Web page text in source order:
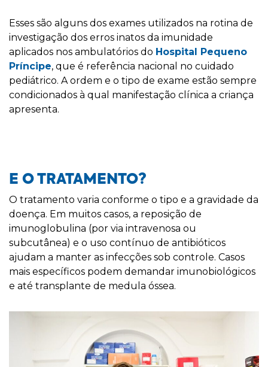
Esses são alguns dos exames utilizados na rotina de
investigação dos erros inatos da imunidade
aplicados nos ambulatórios do Hospital Pequeno
Príncipe, que é referência nacional no cuidado
pediátrico. A ordem e o tipo de exame estão sempre
condicionados à qual manifestação clínica a criança
apresenta.
E O TRATAMENTO?
O tratamento varia conforme o tipo e a gravidade da
doença. Em muitos casos, a reposição de
imunoglobulina (por via intravenosa ou
subcutânea) e o uso contínuo de antibióticos
ajudam a manter as infecções sob controle. Casos
mais específicos podem demandar imunobiológicos
e até transplante de medula óssea.